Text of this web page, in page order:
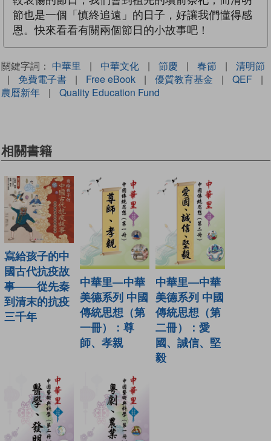
節也是一個「慎終追遠」的日子，好讓我們懂得感
恩。快來看看有關兩個節日的小故事吧！
關鍵字詞： 中華里 | 中華文化 | 節慶 | 春節 |
清明節
|
免費電子書 | Free eBook | 優質教育基金 | QEF
|
農曆新年
| Quality Education Fund
相關書籍
寫給孩子的中
國古代抗疫故
事——從先秦
到清末的抗疫
三千年
中華里—中華
美德系列 中國
傳統思想（第
一冊）：尊
師、孝親
中華里—中華
美德系列 中國
傳統思想（第
二冊）：愛
國、誠信、堅
毅